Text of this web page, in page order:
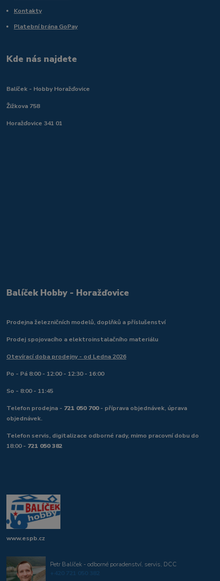
Kontakty
Platební brána GoPay
Kde nás najdete
Balíček - Hobby Horažďovice
Žižkova 758
Horažďovice 341 01
Balíček Hobby - Horažďovice
Prodejna železničních modelů, doplňků a příslušenství
Prodej spojovacího a elektroinstalačního materiálu
Otevírací doba prodejny - od Ledna 2026
Po - Pá 8:00 - 12:00 - 12:30 - 16:00
So - 8:00 - 11:45
Telefon prodejna - 721 050 700- příprava objednávek, úprava
objednávek.
Telefon servis, digitalizace odborné rady, mimo pracovní dobu do
18:00 - 721 050 382
www.espb.cz
Petr Balíček - odborné poradenství, servis, DCC
+420 721 050 382